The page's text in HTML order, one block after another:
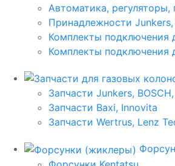
Автоматика, регуляторы,
Принадлежности Junkers,
Комплекты подключения
Комплекты подключения
Запчасти Junkers,
Запчасти Baxi, Innovita
Запчасти Wertrus, Lenz